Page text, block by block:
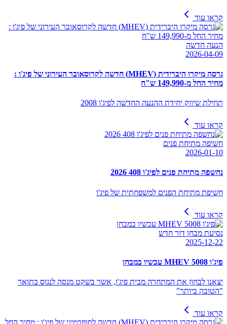
קראו עוד
הנעה חדשה
2026-04-09
גרסה מיקרו היברידית (MHEV) חדשה לקרוסאובר העירוני של פיג'ו :
מחיר החל מ-149,990 ש"ח
תחילת שיווק יחידת ההנעה החדשה לפיג'ו 2008
קראו עוד
חשיפה מתיחת פנים
2026-01-10
נחשפה מתיחת פנים לפיג'ו 408 2026
חשיפת מתיחת הפנים למשפחתית של פיג'ו
קראו עוד
נסיעת מבחן דור חדש
2025-12-22
פיג'ו 5008 MHEV עכשיו במבחן
יצאנו לבחון את המתחרה מבית פיג'ו, אשר בשקט מנסה לנגוס בתואר
"הטובה ביותר"
קראו עוד